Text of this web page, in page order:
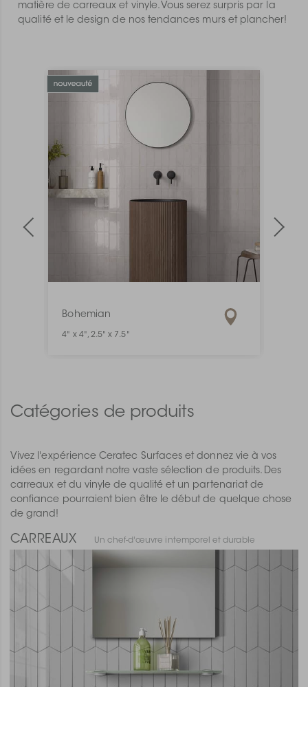
matière de carreaux et vinyle. Vous serez surpris par la
qualité et le design de nos tendances murs et plancher!
Bohemian
4" x 4", 2.5" x 7.5"
Catégories de produits
Vivez l'expérience Ceratec Surfaces et donnez vie à vos
idées en regardant notre vaste sélection de produits. Des
carreaux et du vinyle de qualité et un partenariat de
confiance pourraient bien être le début de quelque chose
de grand!
CARREAUX Un chef-d'œuvre intemporel et durable